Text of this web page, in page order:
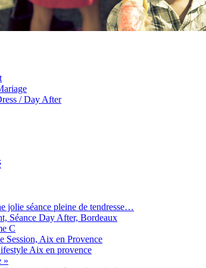
/ Day After
jolie séance pleine de tendresse…
Séance Day After, Bordeaux
C
Session, Aix en Provence
Aix en provence
»